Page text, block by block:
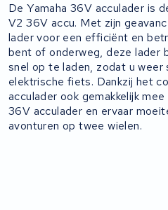
De Yamaha 36V acculader is
V2 36V accu. Met zijn
lader voor een efficiënt en
bent of onderweg, deze lader
snel op te laden, zodat u weer
elektrische fiets. Dankzij het
acculader ook gemakkelijk
36V acculader en ervaar
avonturen op twee wielen.